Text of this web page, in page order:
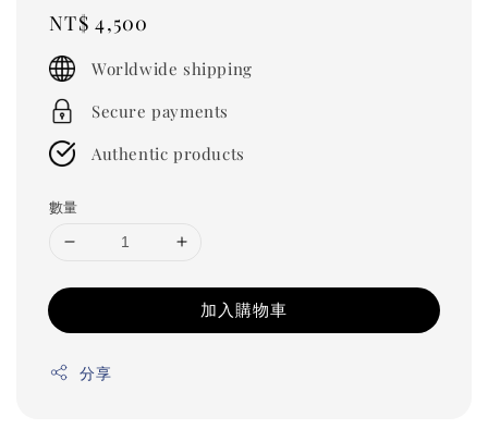
Regular
price
NT$ 4,500
Worldwide shipping
Secure payments
Authentic products
數量
加入購物車
分享